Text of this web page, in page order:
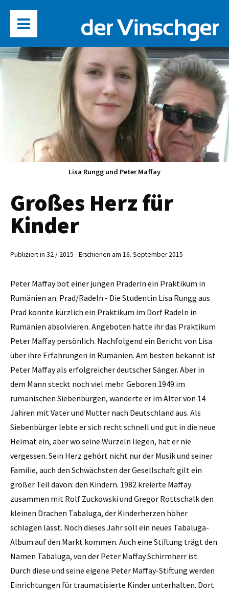
Lisa Rungg und Peter Maffay
Großes Herz für
Kinder
Publiziert in 32 / 2015 - Erschienen am 16. September 2015
Peter Maffay bot einer jungen Praderin ein Praktikum in
Rumänien an. Prad/Radeln - Die Studentin Lisa Rungg aus
Prad konnte kürzlich ein Praktikum im Dorf Radeln in
Rumänien absolvieren. Angeboten hatte ihr das Praktikum
Peter Maffay persönlich. Nachfolgend ein Bericht von Lisa
über ihre Erfahrungen in Rumänien. Am besten bekannt ist
Peter Maffay als erfolgreicher deutscher Sänger. Aber in
dem Mann steckt noch viel mehr. Geboren 1949 im
rumänischen Siebenbürgen, wanderte er im Alter von 14
Jahren mit Vater und Mutter nach Deutschland aus. Als
Siebenbürger lebte er sich recht schnell und gut in die neue
Heimat ein, aber wo seine Wurzeln liegen, hat er nie
vergessen. Sein Herz gehört nicht nur der Musik und seiner
Familie, auch den Schwächsten der Gesellschaft gilt ein
großer Teil davon: den Kindern. 1982 ­kreierte Maffay
zusammen mit Rolf Zuckowski und Gregor Rottschalk den
kleinen Drachen Tabaluga, der Kinderherzen höher
schlagen lässt. Noch dieses Jahr soll ein neues Tabaluga-
Album auf den Markt kommen. Auch eine Stiftung trägt den
Namen Tabaluga, von der Peter Maffay Schirmherr ist.
Durch diese und seine eigene Peter Maffay-Stiftung werden
Einrichtungen für traumatisierte Kinder unterhalten. Dort